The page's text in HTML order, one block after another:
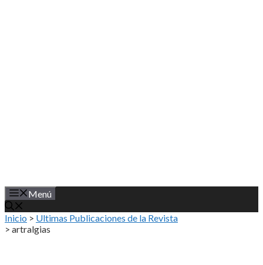
Menú
Inicio > Ultimas Publicaciones de la Revista
> artralgias